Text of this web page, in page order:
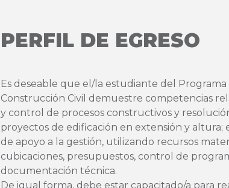
PERFIL DE EGRESO
Es deseable que el/la estudiante del
Construcción Civil demuestre competencias
y control de procesos constructivos y
proyectos de edificación en extensión y
de apoyo a la gestión, utilizando recursos
cubicaciones, presupuestos, control de
documentación técnica.
De igual forma, debe estar capacitado/a para